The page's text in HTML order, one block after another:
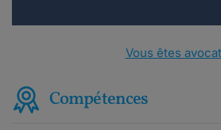
Vous êtes
Compétences